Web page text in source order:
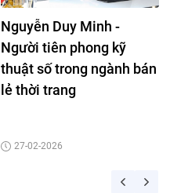
Nguyễn Duy Minh -
Người tiên phong kỹ
thuật số trong ngành bán
lẻ thời trang
27-02-2026